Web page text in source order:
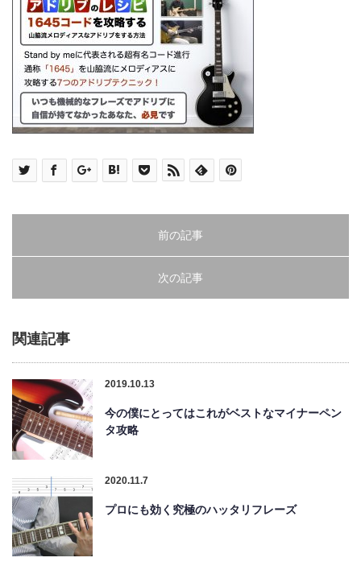
前の記事
次の記事
関連記事
2019.10.13
今の僕にとってはこれがベストなマイナーペン
タ攻略
2020.11.7
プロにも効く究極のハッタリフレーズ